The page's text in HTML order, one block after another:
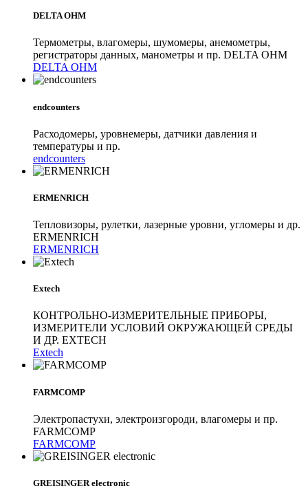
DELTA OHM
Термометры, влагомеры, шумомеры, анемометры,
регистраторы данных, манометры и пр. DELTA OHM
DELTA OHM
endcounters
Расходомеры, уровнемеры, датчики давления и
температуры и пр.
endcounters
ERMENRICH
Тепловизоры, рулетки, лазерные уровни, угломеры и др.
ERMENRICH
ERMENRICH
Extech
КОНТРОЛЬНО-ИЗМЕРИТЕЛЬНЫЕ ПРИБОРЫ,
ИЗМЕРИТЕЛИ УСЛОВИЙ ОКРУЖАЮЩЕЙ СРЕДЫ
И ДР. EXTECH
Extech
FARMCOMP
Электропастухи, электроизгороди, влагомеры и пр.
FARMCOMP
FARMCOMP
GREISINGER electronic